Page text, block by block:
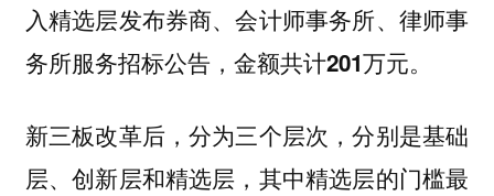
入精选层发布券商、会计师事务所、律师事
务所服务招标公告， 金额共计201万元。
新三板改革后，分为三个层次，分别是基础
层、创新层和精选层，其中精选层的门槛最